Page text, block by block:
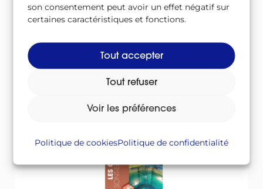
son consentement peut avoir un effet négatif sur
certaines caractéristiques et fonctions.
Tout accepter
Tout refuser
Voir les préférences
Politique de cookiesPolitique de confidentialité
Séquence « Nucléaire »